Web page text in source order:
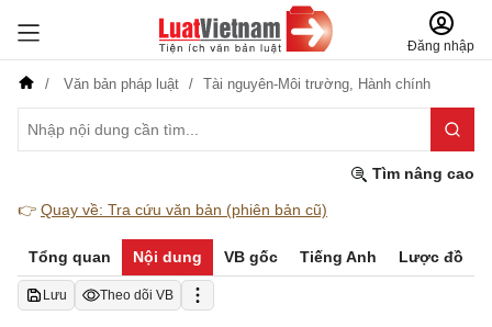
Đăng nhập
Văn bản pháp luật Tài nguyên-Môi trường, Hành chính
Tìm nâng cao
👉 Quay về: Tra cứu văn bản (phiên bản cũ)
Tổng quan Nội dung VB gốc Tiếng Anh Lược đồ
Lưu Theo dõi VB